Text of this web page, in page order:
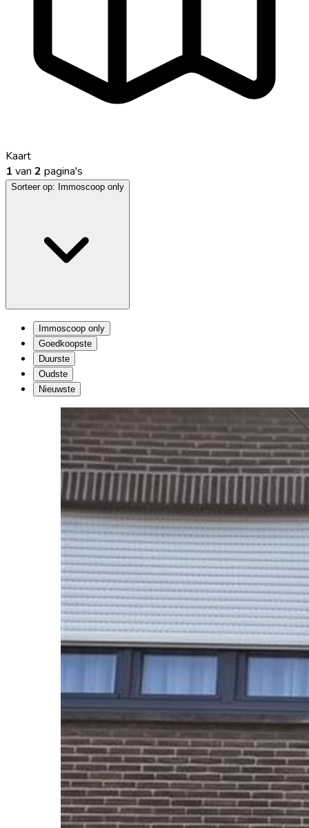
Kaart
1 van 2 pagina's
Sorteer op: Immoscoop only
Immoscoop only
Goedkoopste
Duurste
Oudste
Nieuwste